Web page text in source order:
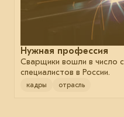
Нужная профессия
Сварщики вошли в число
специалистов в России.
кадры отрасль